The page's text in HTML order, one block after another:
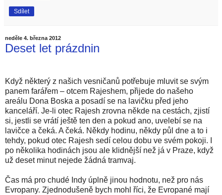
Sdílet
neděle 4. března 2012
Deset let prázdnin
Když některý z našich vesničanů potřebuje mluvit se svým
panem farářem – otcem Rajeshem, přijede do našeho
areálu Dona Boska a posadí se na lavičku před jeho
kanceláří. Je-li otec Rajesh zrovna někde na cestách, zjistí
si, jestli se vrátí ještě ten den a pokud ano, uvelebí se na
lavičce a čeká. A čeká. Někdy hodinu, někdy půl dne a to i
tehdy, pokud otec Rajesh sedí celou dobu ve svém pokoji. I
po několika hodinách jsou ale klidnější než já v Praze, když
už deset minut nejede žádná tramvaj.
Čas má pro chudé Indy úplně jinou hodnotu, než pro nás
Evropany. Zjednodušeně bych mohl říci, že Evropané mají